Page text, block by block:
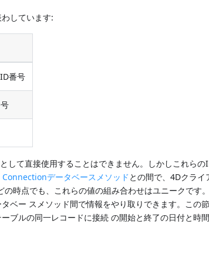
しています:
番号
して直接使用することはできません。しかしこれらの
データベースメソッド との間で、4Dクライ
時点でも、これらの値の組み合わせはユニークです
ベー スメソッド間で情報をやり取りできます。この
ブルの同一レコードに接続 の開始と終了の日付と時